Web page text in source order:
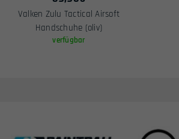
Valken Zulu Tactical Airsoft
Handschuhe (oliv)
verfügbar